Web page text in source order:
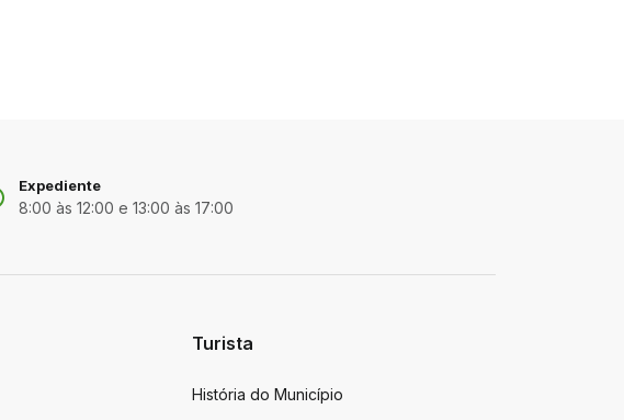
Expediente
8:00 às 12:00 e 13:00 às 17:00
Turista
História do Município